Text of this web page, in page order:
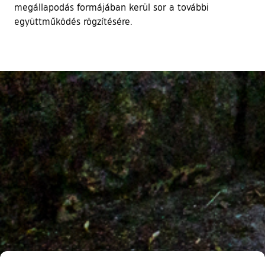
megállapodás formájában kerül sor a további
együttműködés rögzítésére.